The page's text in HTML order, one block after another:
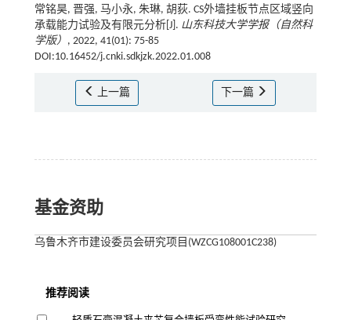
常铭昊, 晋强, 马小永, 朱琳, 胡荻. CS外墙挂板节点区域竖向
承载能力试验及有限元分析[J]. 山东科技大学学报（自然科
学版） , 2022, 41(01): 75-85
DOI:10.16452/j.cnki.sdkjzk.2022.01.008
上一篇 下一篇
基金资助
乌鲁木齐市建设委员会研究项目(WZCG108001C238)